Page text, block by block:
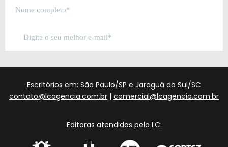
Escritórios em: São Paulo/SP e Jaraguá do Sul/SC
contato@lcagencia.com.br | comercial@lcagencia.com.br
Editoras atendidas pela LC: